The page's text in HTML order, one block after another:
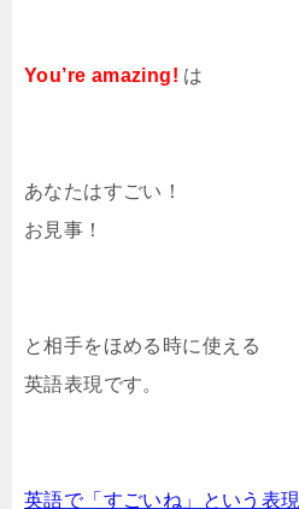
You’re amazing! は
あなたはすごい！
お見事！
と相手をほめる時に使える
英語表現です。
英語で「すごいね」という表現